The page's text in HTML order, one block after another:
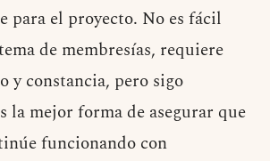
para el proyecto. No es fácil
de membresías, requiere
y constancia, pero sigo
la mejor forma de asegurar que
funcionando con